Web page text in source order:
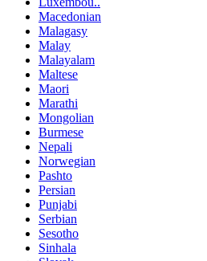
Macedonian
Malagasy
Malay
Malayalam
Maltese
Maori
Marathi
Mongolian
Burmese
Nepali
Norwegian
Pashto
Persian
Punjabi
Serbian
Sesotho
Sinhala